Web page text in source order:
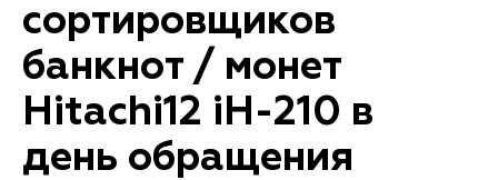
сортировщиков
банкнот / монет
Hitachi12 iH-210 в
день обращения